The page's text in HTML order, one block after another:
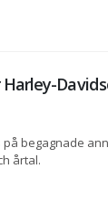
begagnade
årtal.